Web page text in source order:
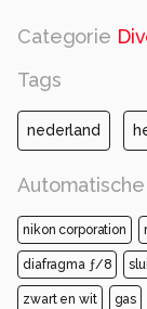
Categorie
Tags
nederland
nikon corporation
diafragma ƒ/8
zwart en wit gas